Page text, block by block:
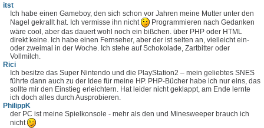
itst
Ich habe einen Gameboy, den sich schon vor Jahren meine Mutter unter den
Nagel gekrallt hat. Ich vermisse ihn nicht
Programmieren nach Gedanken
wäre cool, aber das dauert wohl noch ein bißchen. über PHP oder HTML
direkt keine. Ich habe einen Fernseher, aber der ist selten an, vielleicht ein-
oder zweimal in der Woche. Ich stehe auf Schokolade, Zartbitter oder
Vollmilch.
Rici
Ich besitze das Super Nintendo und die PlayStation2 – mein geliebtes SNES
führte dann auch zu der Idee für meine HP. PHP-Bücher habe ich nur eins, das
sollte mir den Einstieg erleichtern. Hat leider nicht geklappt, am Ende lernte
ich doch alles durch Ausprobieren.
PhilippK
der PC ist meine Spielkonsole - mehr als den und Minesweeper brauch ich
nicht